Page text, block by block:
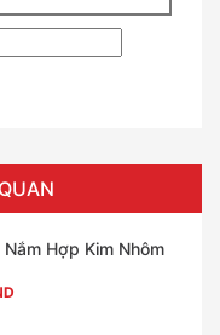
Hợp Kim Nhôm